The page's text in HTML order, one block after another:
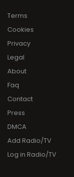
Terms
Cookies
Privacy
Legal
About
Faq
Contact
Press
DMCA
Add Radio/TV
Log in Radio/TV